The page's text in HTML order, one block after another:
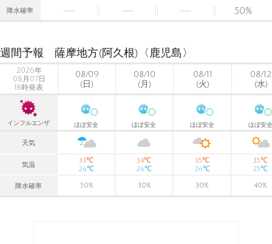
降水確率 50%
週間予報 薩摩地方(阿久根)〈鹿児島〉
2026年
08月07日
18時発表
08/09
(日)
08/10
(月)
08/11
(火)
08/12
(水)
インフルエンザ ほぼ安全 ほぼ安全 ほぼ安全 ほぼ安全
天気
気温
33℃
26℃
34℃
26℃
35℃
26℃
35℃
25℃
降水確率 50% 30% 30% 40%